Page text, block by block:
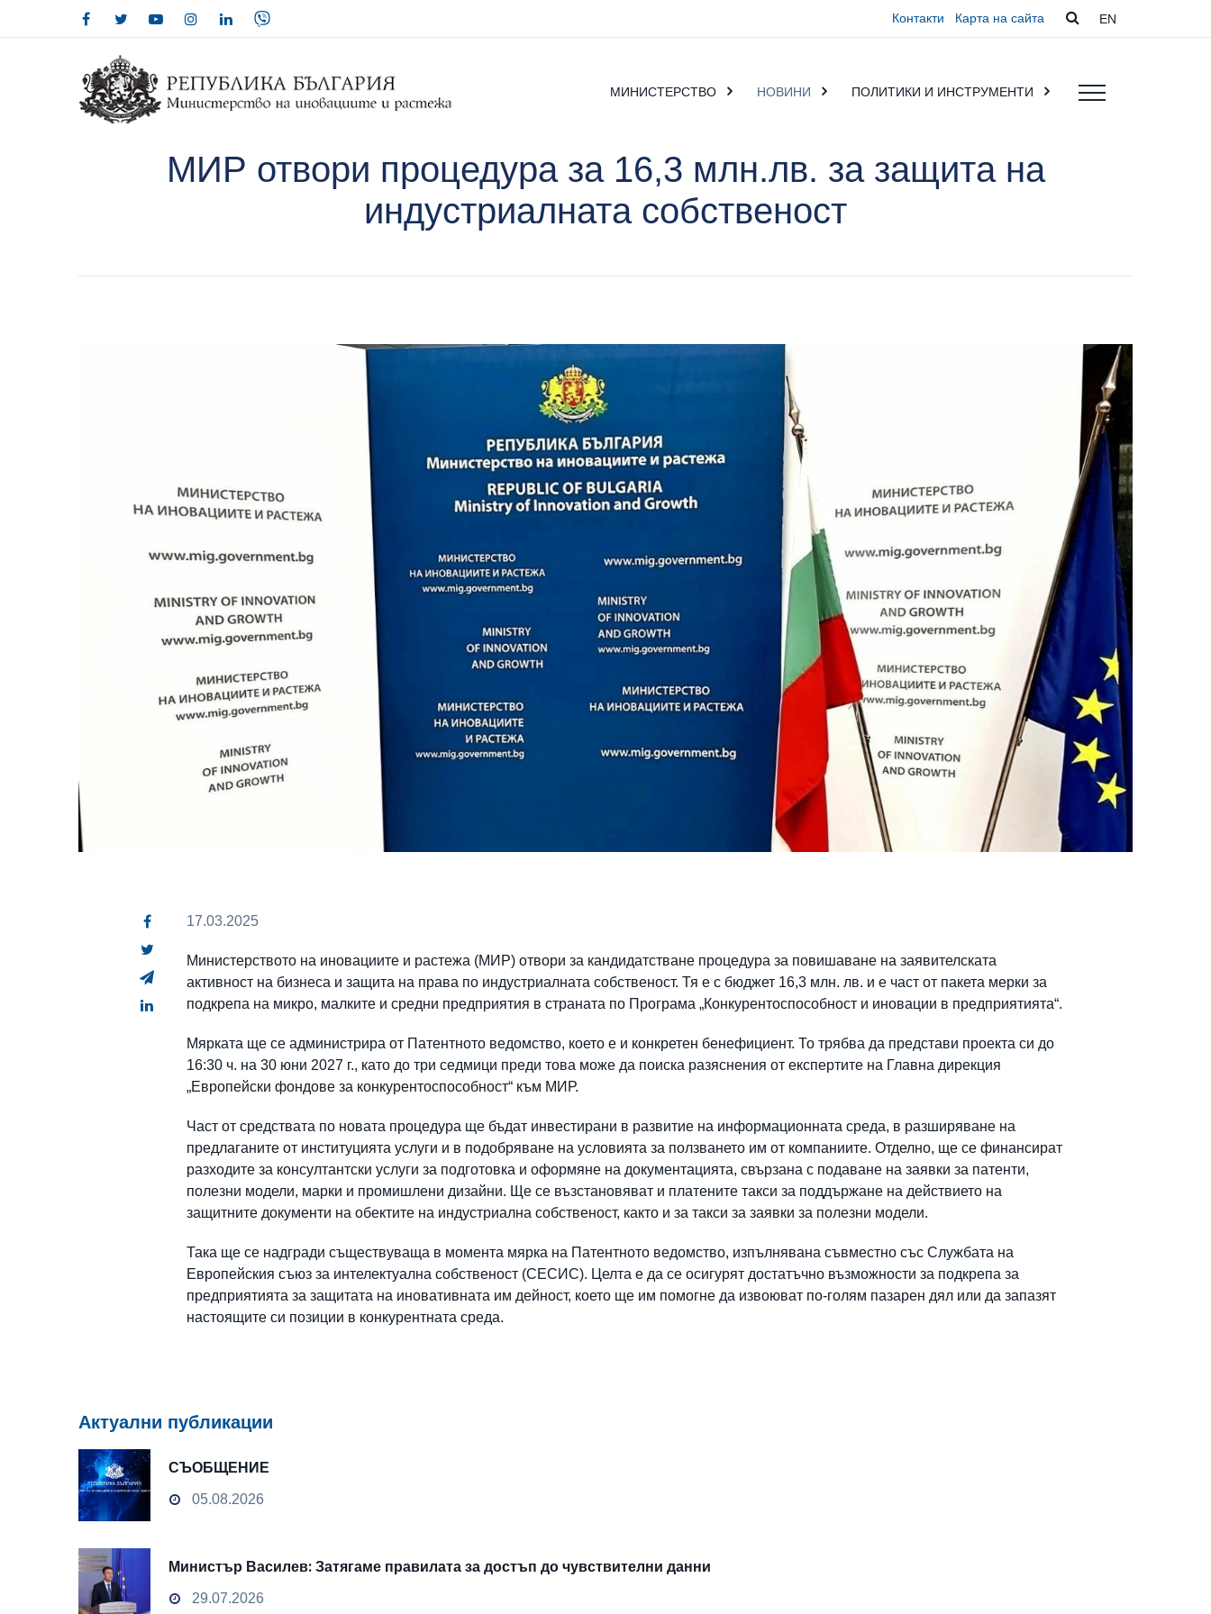
Контакти Карта на сайта EN
МИНИСТЕРСТВО НОВИНИ ПОЛИТИКИ И ИНСТРУМЕНТИ
МИР отвори процедура за 16,3 млн.лв. за защита на
индустриалната собственост
17.03.2025
Министерството на иновациите и растежа (МИР) отвори за кандидатстване процедура за повишаване на заявителската
активност на бизнеса и защита на права по индустриалната собственост. Тя е с бюджет 16,3 млн. лв. и е част от пакета мерки за
подкрепа на микро, малките и средни предприятия в страната по Програма „Конкурентоспособност и иновации в предприятията“.
Мярката ще се администрира от Патентното ведомство, което е и конкретен бенефициент. То трябва да представи проекта си до
16:30 ч. на 30 юни 2027 г., като до три седмици преди това може да поиска разяснения от експертите на Главна дирекция
„Европейски фондове за конкурентоспособност“ към МИР.
Част от средствата по новата процедура ще бъдат инвестирани в развитие на информационната среда, в разширяване на
предлаганите от институцията услуги и в подобряване на условията за ползването им от компаниите. Отделно, ще се финансират
разходите за консултантски услуги за подготовка и оформяне на документацията, свързана с подаване на заявки за патенти,
полезни модели, марки и промишлени дизайни. Ще се възстановяват и платените такси за поддържане на действието на
защитните документи на обектите на индустриална собственост, както и за такси за заявки за полезни модели.
Така ще се надгради съществуваща в момента мярка на Патентното ведомство, изпълнявана съвместно със Службата на
Европейския съюз за интелектуална собственост (СЕСИС). Целта е да се осигурят достатъчно възможности за подкрепа за
предприятията за защитата на иновативната им дейност, което ще им помогне да извоюват по-голям пазарен дял или да запазят
настоящите си позиции в конкурентната среда.
Актуални публикации
СЪОБЩЕНИЕ
05.08.2026
Министър Василев: Затягаме правилата за достъп до чувствителни данни
29.07.2026